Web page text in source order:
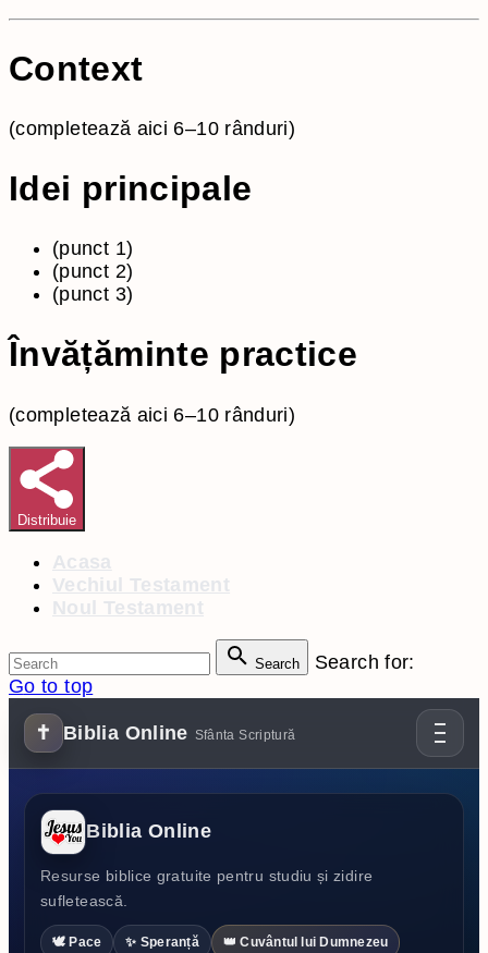
Context
(completează aici 6–10 rânduri)
Idei principale
(punct 1)
(punct 2)
(punct 3)
Învățăminte practice
(completează aici 6–10 rânduri)
Distribuie
Acasa
Vechiul Testament
Noul Testament
Search
Search for:
Go to top
✝ Biblia Online Sfânta Scriptură
Biblia Online
Resurse biblice gratuite pentru studiu și zidire
sufletească.
🕊️ Pace ✨ Speranță 👑 Cuvântul lui Dumnezeu